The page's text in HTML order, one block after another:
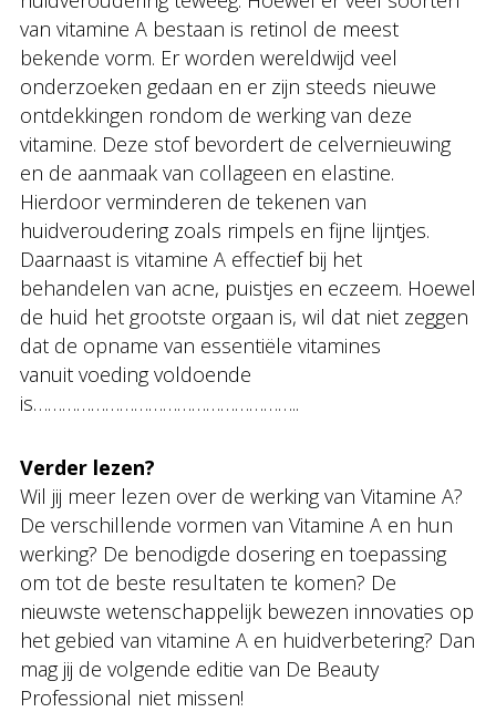
van vitamine A bestaan is retinol de meest
bekende vorm. Er worden wereldwijd veel
onderzoeken gedaan en er zijn steeds nieuwe
ontdekkingen rondom de werking van deze
vitamine. Deze stof bevordert de celvernieuwing
en de aanmaak van collageen en elastine.
Hierdoor verminderen de tekenen van
huidveroudering zoals rimpels en fijne lijntjes.
Daarnaast is vitamine A effectief bij het
behandelen van acne, puistjes en eczeem. Hoewel
de huid het grootste orgaan is, wil dat niet zeggen
dat de opname van essentiële vitamines
vanuit voeding voldoende
is………………………………………………..
Verder lezen?
Wil jij meer lezen over de werking van Vitamine A?
De verschillende vormen van Vitamine A en hun
werking? De benodigde dosering en toepassing
om tot de beste resultaten te komen? De
nieuwste wetenschappelijk bewezen innovaties op
het gebied van vitamine A en huidverbetering? Dan
mag jij de volgende editie van De Beauty
Professional niet missen!